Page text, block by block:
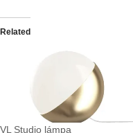
Related
VL Studio lámpa